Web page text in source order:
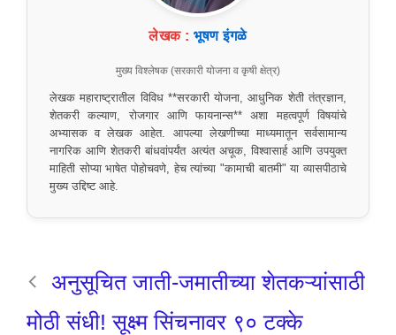
लेखक : भूषण इंगळे
मुख्य विश्लेषक (सरकारी योजना व कृषी क्षेत्र)
लेखक महाराष्ट्रातील विविध **सरकारी योजना, आधुनिक शेती तंत्रज्ञान,
शेतकरी कल्याण, रोजगार आणि फायनान्स** अशा महत्वपूर्ण विषयांचे
अभ्यासक व लेखक आहेत. आपल्या लेखणीच्या माध्यमातून सर्वसामान्य
नागरिक आणि शेतकरी बांधवांपर्यंत अत्यंत अचूक, विश्वासार्ह आणि उपयुक्त
माहिती सोप्या भाषेत पोहोचवणे, हेच त्यांच्या "कामाची बातमी" या व्यासपीठाचे
मुख्य उद्दिष्ट आहे.
अनुसूचित जाती-जमातीच्या शेतकऱ्यांसाठी
मोठी संधी! सूक्ष्म सिंचनावर ९० टक्के